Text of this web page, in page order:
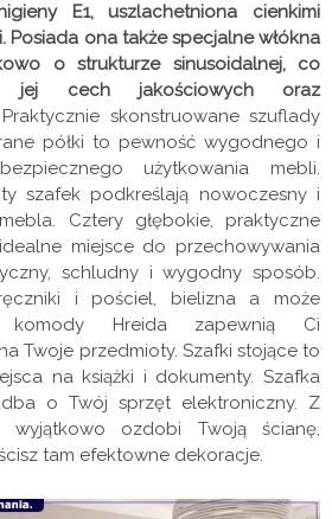
E1, uszlachetniona cienkimi
Posiada ona także specjalne włókna
o strukturze sinusoidalnej, co
jej cech jakościowych oraz
Praktycznie skonstruowane szuflady
półki to pewność wygodnego i
użytkowania mebli.
szafek podkreślają nowoczesny i
Cztery głębokie, praktyczne
miejsce do przechowywania
schludny i wygodny sposób.
i pościel, bielizna a może
komody Hreida zapewnią Ci
Twoje przedmioty. Szafki stojące to
na książki i dokumenty. Szafka
o Twój sprzęt elektroniczny. Z
wyjątkowo ozdobi Twoją ścianę,
tam efektowne dekoracje.